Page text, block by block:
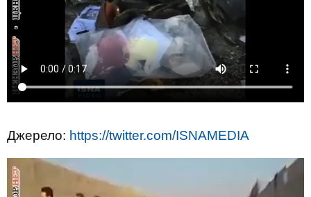
Джерело: https://twitter.com/ISNAMEDIA